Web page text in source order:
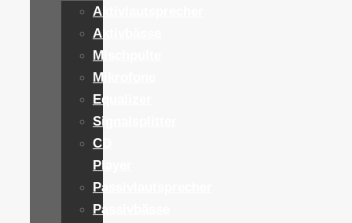
Aktivlautsprecher
Aktivbässe
Mischpulte
Mikrofone
Equalizer
Signalsplitter
CD
Player
Passivlautsprecher
Passivbässe